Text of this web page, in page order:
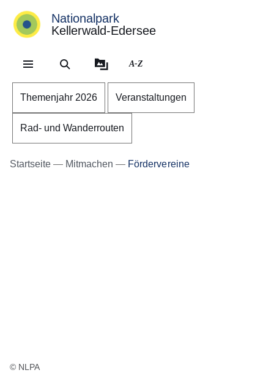
Direkt zum Kopf der
Direkt zum Inhalt
Direkt zum Fuß der
Nationalpark
Kellerwald-Edersee
A-Z
Themenjahr 2026 Veranstaltungen
Rad- und Wanderrouten
Startseite Mitmachen Fördervereine
© NLPA